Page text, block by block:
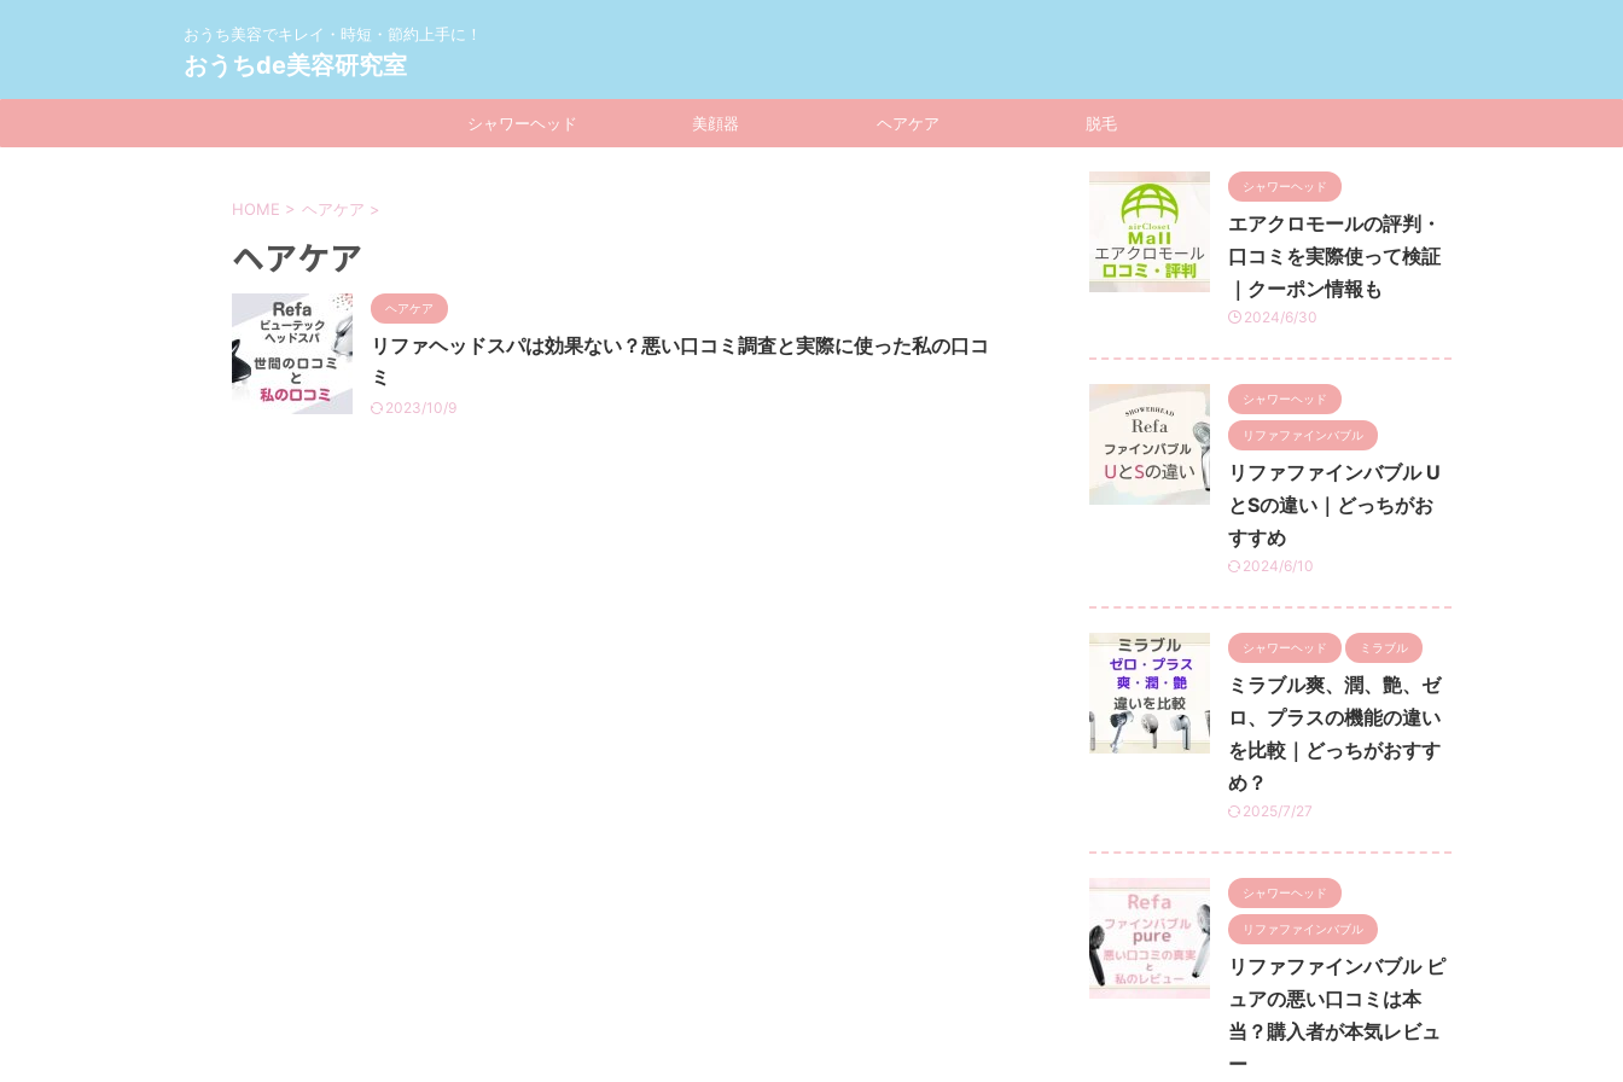
おうち美容でキレイ・時短・節約上手に！
おうちde美容研究室
シャワーヘッド 美顔器 ヘアケア 脱毛
HOME > ヘアケア >
ヘアケア
ヘアケア
リファヘッドスパは効果ない？悪い口コミ調査と実際に使った私の口コ
ミ
2023/10/9
シャワーヘッド
エアクロモールの評判・
口コミを実際使って検証
｜クーポン情報も
2024/6/30
シャワーヘッド
リファファインバブル
リファファインバブル U
とSの違い｜どっちがお
すすめ
2024/6/10
シャワーヘッド ミラブル
ミラブル爽、潤、艶、ゼ
ロ、プラスの機能の違い
を比較｜どっちがおすす
め？
2025/7/27
シャワーヘッド
リファファインバブル
リファファインバブル ピ
ュアの悪い口コミは本
当？購入者が本気レビュ
ー